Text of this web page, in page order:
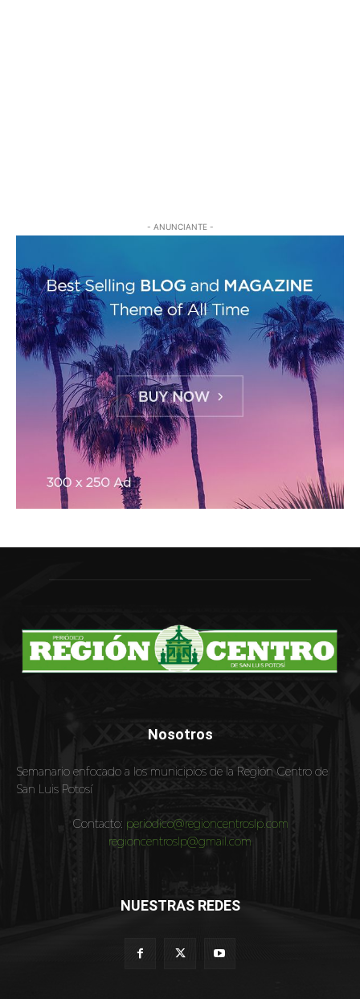
- ANUNCIANTE -
Nosotros
Semanario enfocado a los municipios de la Región Centro de
San Luis Potosí
Contacto: periodico@regioncentroslp.com
regioncentroslp@gmail.com
NUESTRAS REDES